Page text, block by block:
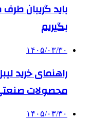
باید گریبان
بگیریم
۱۴۰۵/۰۳/۳۰
راهنمای خرید
محصولات
۱۴۰۵/۰۳/۳۰